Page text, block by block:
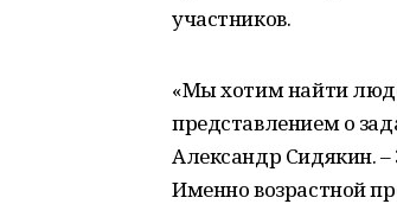
участников.
«Мы хотим найти
представлением о
Александр Сидякин. –
Именно возрастной